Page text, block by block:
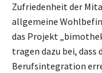
Zufriedenheit der
allgemeine
das Projekt
tragen dazu bei,
Berufsintegration